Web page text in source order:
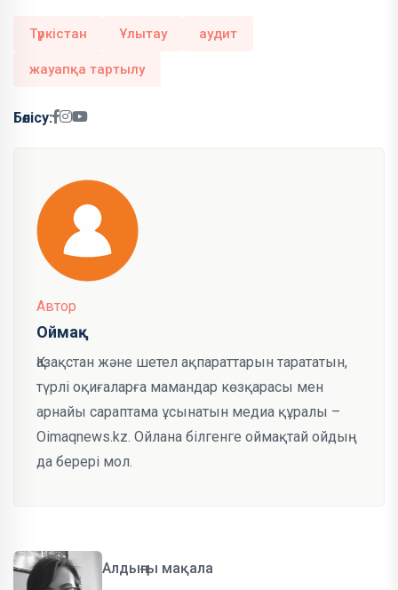
Түркістан Ұлытау аудит
жауапқа тартылу
Бөлісу:
Автор
Оймақ
Қазақстан және шетел ақпараттарын тарататын,
түрлі оқиғаларға мамандар көзқарасы мен
арнайы сараптама ұсынатын медиа құралы –
Oimaqnews.kz. Ойлана білгенге оймақтай ойдың
да берері мол.
Алдыңғы мақала